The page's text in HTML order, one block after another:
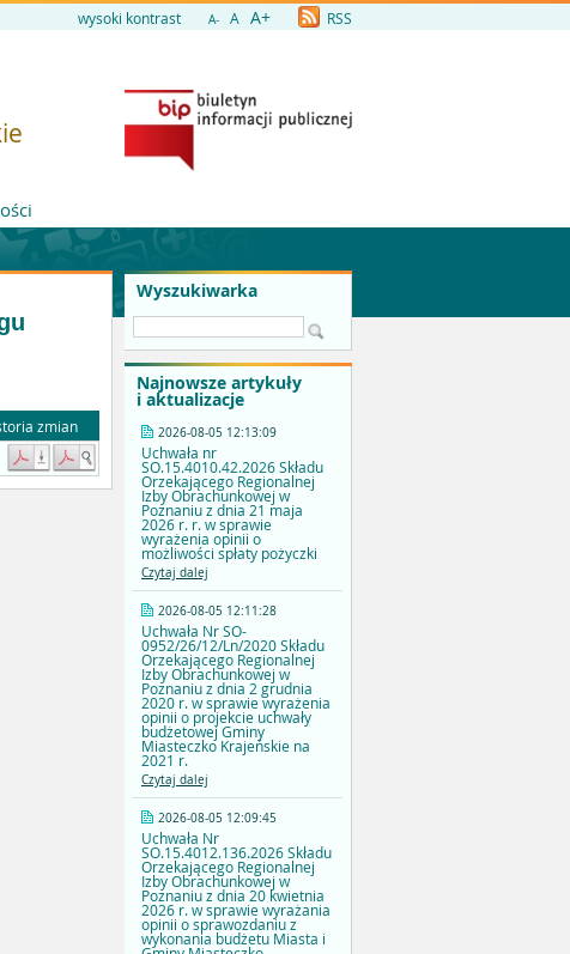
wysoki kontrast A- A A+ RSS
Wyszukiwarka
Najnowsze artykuły
i aktualizacje
2026-08-05 12:13:09
Uchwała nr
SO.15.4010.42.2026 Składu
Orzekającego Regionalnej
Izby Obrachunkowej w
Poznaniu z dnia 21 maja
2026 r. r. w sprawie
wyrażenia opinii o
możliwości spłaty pożyczki
Czytaj dalej
2026-08-05 12:11:28
Uchwała Nr SO-
0952/26/12/Ln/2020 Składu
Orzekającego Regionalnej
Izby Obrachunkowej w
Poznaniu z dnia 2 grudnia
2020 r. w sprawie wyrażenia
opinii o projekcie uchwały
budżetowej Gminy
Miasteczko Krajeńskie na
2021 r.
Czytaj dalej
2026-08-05 12:09:45
Uchwała Nr
SO.15.4012.136.2026 Składu
Orzekającego Regionalnej
Izby Obrachunkowej w
Poznaniu z dnia 20 kwietnia
2026 r. w sprawie wyrażania
opinii o sprawozdaniu z
wykonania budżetu Miasta i
zmian